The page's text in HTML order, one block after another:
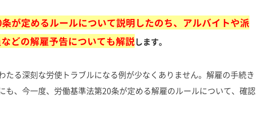
が定めるルールについて説明したのち、アルバイトや派
どの解雇予告についても解説します。
たる深刻な労使トラブルになる例が少なくありません。解雇の手続き
も、今一度、労働基準法第20条が定める解雇のルールについて、確認